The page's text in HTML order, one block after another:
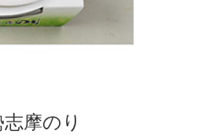
摩のり